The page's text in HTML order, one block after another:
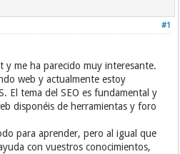
#1
y me ha parecido muy interesante.
web y actualmente estoy
El tema del SEO es fundamental y
disponéis de herramientas y foro
para aprender, pero al igual que
con vuestros conocimientos,